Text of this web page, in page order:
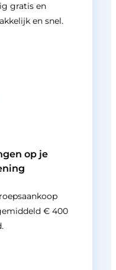
gratis en
en snel.
op je
€ 400